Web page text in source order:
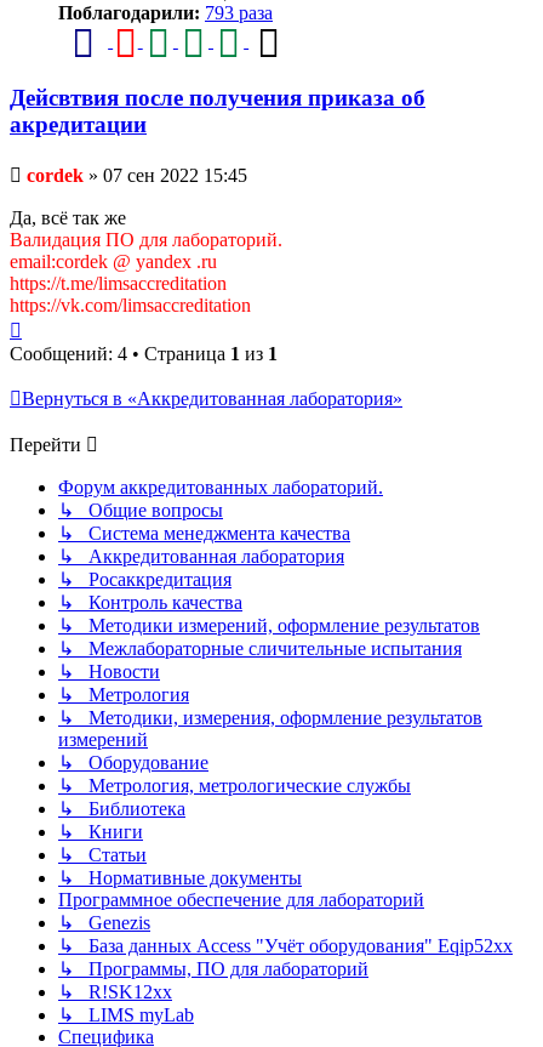
Поблагодарили: 793 раза
Дейсвтвия после получения приказа об
акредитации
Непрочитанное
cordek » 07 сен 2022 15:45
Да, всё так же
Валидация ПО для лабораторий.
email:cordek @ yandex .ru
https://t.me/limsaccreditation
https://vk.com/limsaccreditation
к
началу
Сообщений: 4 • Страница 1 из 1
Вернуться в «Аккредитованная лаборатория»
Перейти
Форум аккредитованных лабораторий.
↳ Общие вопросы
↳ Система менеджмента качества
↳ Аккредитованная лаборатория
↳ Росаккредитация
↳ Контроль качества
↳ Методики измерений, оформление результатов
↳ Межлабораторные сличительные испытания
↳ Новости
↳ Метрология
↳ Методики, измерения, оформление результатов
измерений
↳ Оборудование
↳ Метрология, метрологические службы
↳ Библиотека
↳ Книги
↳ Статьи
↳ Нормативные документы
Программное обеспечение для лабораторий
↳ Genezis
↳ База данных Access "Учёт оборудования" Eqip52xx
↳ Программы, ПО для лабораторий
↳ R!SK12xx
↳ LIMS myLab
Специфика